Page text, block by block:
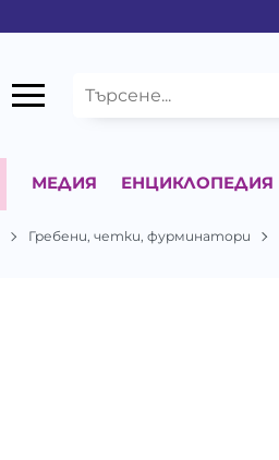
МЕДИЯ ЕНЦИКЛОПЕДИЯ
Гребени, четки, фурминатори